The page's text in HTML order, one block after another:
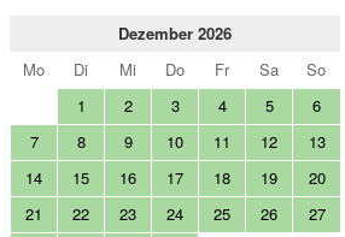
Dezember 2026
Mo
Di Mi Do Fr Sa
So
1
2 3 4 5
6
7
8 9 10 11 12
13
14
15 16 17 18 19
20
21
22 23 24 25 26
27